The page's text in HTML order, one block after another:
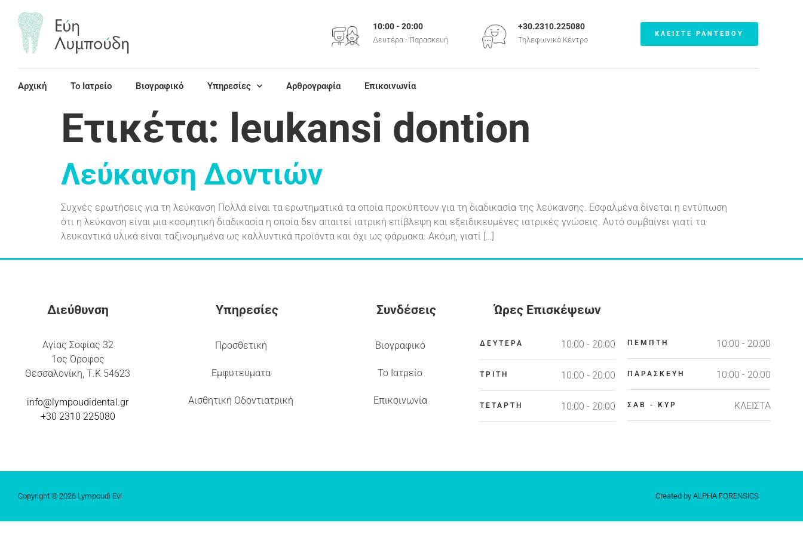
περιεχόμενο
10:00 - 20:00
Δευτέρα - Παρασκευή
+30.2310.225080
Τηλεφωνικό Κέντρο
ΚΛΕΙΣΤΕ ΡΑΝΤΕΒΟΥ
Αρχική Το Ιατρείο Βιογραφικό Υπηρεσίες Αρθρογραφία Επικοινωνία
Ετικέτα: leukansi dontion
Λεύκανση Δοντιών
Συχνές ερωτήσεις για τη λεύκανση Πολλά είναι τα ερωτηματικά τα οποία προκύπτουν για τη διαδικασία της λεύκανσης. Εσφαλμένα δίνεται η εντύπωση
ότι η λεύκανση είναι μια κοσμητική διαδικασία η οποία δεν απαιτεί ιατρική επίβλεψη και εξειδικευμένες ιατρικές γνώσεις. Αυτό συμβαίνει γιατί τα
λευκαντικά υλικά είναι ταξινομημένα ως καλλυντικά προϊόντα και όχι ως φάρμακα. Ακόμη, γιατί […]
Διεύθυνση
Αγίας Σοφίας 32
1ος Όροφος
Θεσσαλονίκη, Τ.Κ 54623
info@lympoudidental.gr
+30 2310 225080
Υπηρεσίες
Προσθετική
Εμφυτεύματα
Αισθητική Οδοντιατρική
Συνδέσεις
Βιογραφικό
Το Ιατρείο
Επικοινωνία
Ώρες Επισκέψεων
ΔΕΥΤΕΡΑ 10:00 - 20:00
ΤΡΙΤΗ 10:00 - 20:00
ΤΕΤΑΡΤΗ 10:00 - 20:00
ΠΕΜΠΤΗ 10:00 - 20:00
ΠΑΡΑΣΚΕΥΗ 10:00 - 20:00
ΣΑΒ - ΚΥΡ ΚΛΕΙΣΤΑ
Copyright © 2026 Lympoudi Evi Created by ALPHA FORENSICS